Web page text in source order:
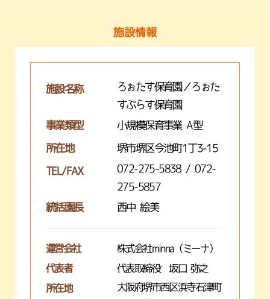
施設情報
施設名称
ろぉたす保育園／ろぉた
すぷらす保育園
事業類型
小規模保育事業 A型
所在地 堺市堺区今池町1丁3-15
TEL/FAX
072-275-5838 / 072-
275-5857
統括園長
西中 絵美
運営会社 株式会社minna（ミーナ）
代表者 代表取締役 坂口 弥之
所在地
大阪府堺市西区浜寺石津町